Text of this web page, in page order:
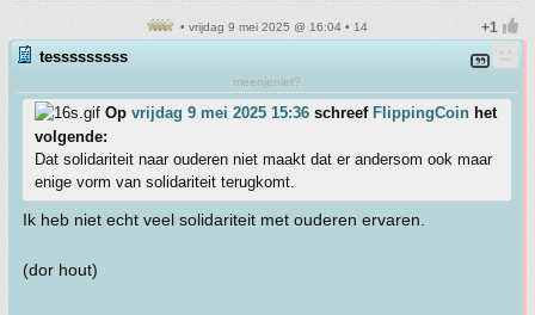
• vrijdag 9 mei 2025 @ 16:04 • 14
tesssssssss
meenjeniet?
Op vrijdag 9 mei 2025 15:36 schreef FlippingCoin het
volgende:
Dat solidariteit naar ouderen niet maakt dat er andersom ook maar
enige vorm van solidariteit terugkomt.
Ik heb niet echt veel solidariteit met ouderen ervaren.
(dor hout)